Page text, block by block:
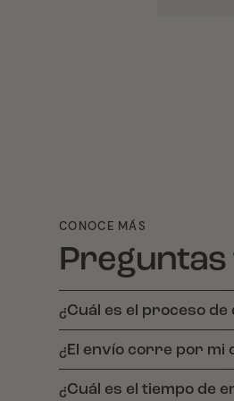
CONOCE MÁS
¿Cuál es el proceso de
¿El envío corre por mi
¿Cuál es el tiempo de